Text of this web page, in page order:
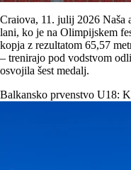
Craiova, 11. julij 2026 Naša
lani, ko je na Olimpijskem
kopja z rezultatom 65,57
– trenirajo pod vodstvom
osvojila šest medalj.
Balkansko prvenstvo U18: